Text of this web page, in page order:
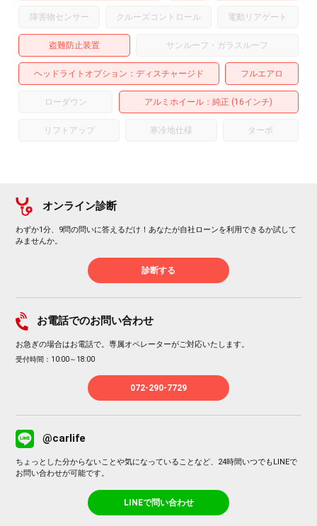
障害物センサー クルーズコントロール 電動リアゲート
盗難防止装置 サンルーフ・ガラスルーフ
ヘッドライトオプション ディスチャージド フルエアロ
ローダウン アルミホイール ：純正 (16インチ)
リフトアップ 寒冷地仕様 ターボ
オンライン診断
わずか1分、9問の問いに答えるだけ！あなたが自社ローンを利用できるか試して
みませんか。
診断する
お電話でのお問い合わせ
お急ぎの場合はお電話で。専属オペレーターがご対応いたします。
受付時間：10:00～18:00
072-290-7729
@carlife
ちょっとした分からないことや気になっていることなど、24時間いつでもLINEで
お問い合わせが可能です。
LINEで問い合わせ